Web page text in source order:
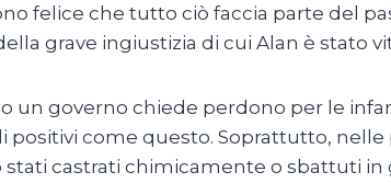
felice che tutto ciò faccia parte del
grave ingiustizia di cui Alan è stato
un governo chiede perdono per le
come questo. Soprattutto, nelle
castrati chimicamente o sbattuti in